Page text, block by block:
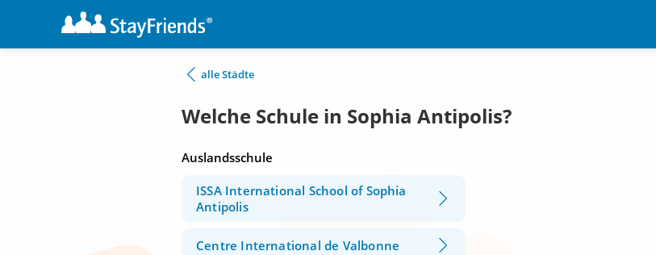
alle Städte
Welche Schule in Sophia Antipolis?
Auslandsschule
ISSA International School of Sophia
Antipolis
Centre International de Valbonne